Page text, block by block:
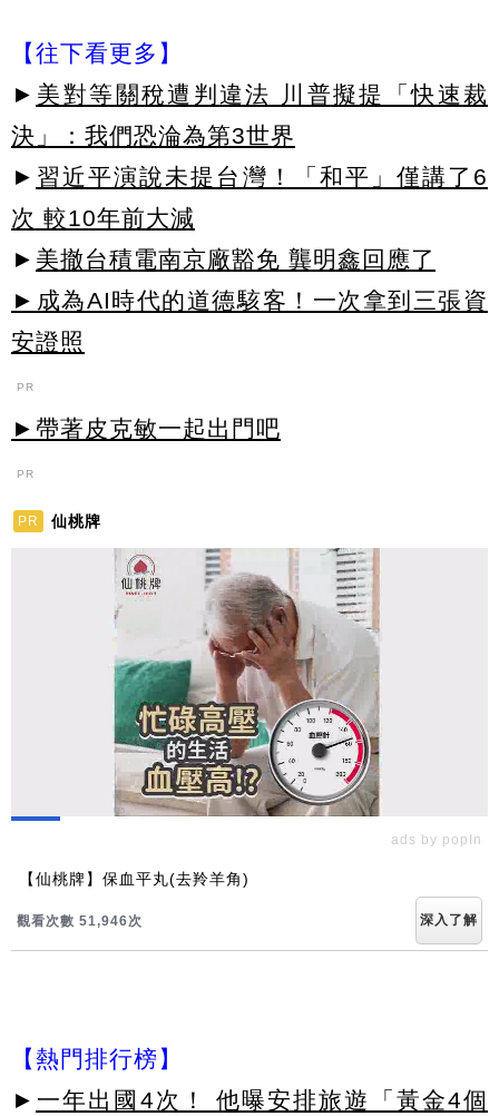
【往下看更多】
► 美對等關稅遭判違法 川普擬提「快速裁
決」：我們恐淪為第3世界
► 習近平演說未提台灣！「和平」僅講了6
次 較10年前大減
► 美撤台積電南京廠豁免 龔明鑫回應了
►成為AI時代的道德駭客！一次拿到三張資
安證照
PR
►帶著皮克敏一起出門吧
PR
PR 仙桃牌
ads by popIn
【仙桃牌】保血平丸(去羚羊角)
觀看次數 51,955次 深入了解
【熱門排行榜】
► 一年出國4次！ 他曝安排旅遊「黃金4個